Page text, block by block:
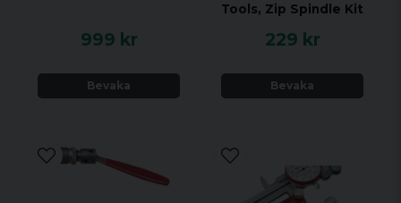
999 kr
Bevaka
Tools, Zip Spindle Kit
229 kr
Bevaka